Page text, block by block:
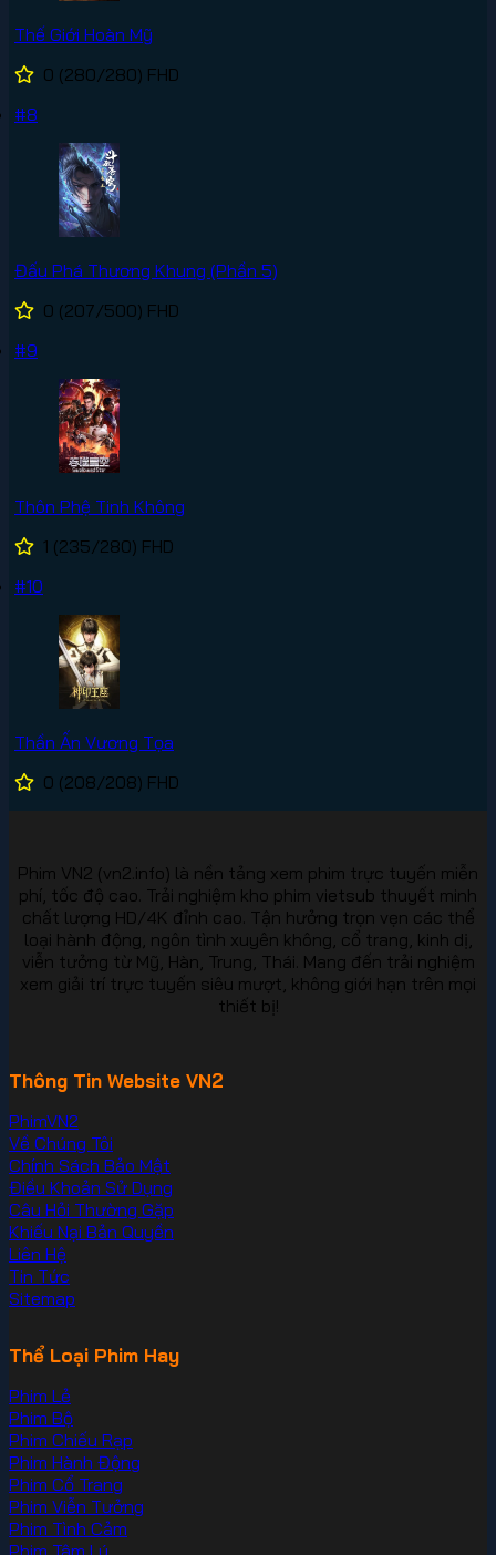
Thế Giới Hoàn Mỹ
0 (280/280) FHD
#8
Đấu Phá Thương Khung (Phần 5)
0 (207/500) FHD
#9
Thôn Phệ Tinh Không
1 (235/280) FHD
#10
Thần Ấn Vương Tọa
0 (208/208) FHD
Phim VN2 (vn2.info) là nền tảng xem phim trực tuyến miễn
phí, tốc độ cao. Trải nghiệm kho phim vietsub thuyết minh
chất lượng HD/4K đỉnh cao. Tận hưởng trọn vẹn các thể
loại hành động, ngôn tình xuyên không, cổ trang, kinh dị,
viễn tưởng từ Mỹ, Hàn, Trung, Thái. Mang đến trải nghiệm
xem giải trí trực tuyến siêu mượt, không giới hạn trên mọi
thiết bị!
Thông Tin Website VN2
PhimVN2
Về Chúng Tôi
Chính Sách Bảo Mật
Điều Khoản Sử Dụng
Câu Hỏi Thường Gặp
Khiếu Nại Bản Quyền
Liên Hệ
Tin Tức
Sitemap
Thể Loại Phim Hay
Phim Lẻ
Phim Bộ
Phim Chiếu Rạp
Phim Hành Động
Phim Cổ Trang
Phim Viễn Tưởng
Phim Tình Cảm